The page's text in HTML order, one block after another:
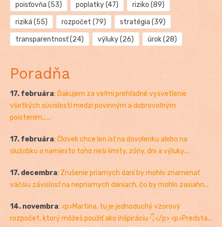
poisťovňa (53) poplatky(47) riziko (89)
riziká (55) rozpočet (79) stratégia (39)
transparentnosť(24) výluky(26) úrok(28)
Poradňa
17. februára: Ďakujem za veľmi prehľadné vysvetlenie
všetkých súvislostí medzi povinným a dobrovoľným
poistením......
17. februára: Človek chce len ísť na dovolenku alebo na
služobku a namiesto toho rieši limity, zóny, dni a výluky....
17. decembra: Zrušenie priamych daní by mohlo znamenať
väčšiu závislosť na nepriamych daniach, čo by mohlo zasiahn...
14. novembra: <p>Martina, tu je jednoduchý vzorový
rozpočet, ktorý môžeš použiť ako inšpiráciu 👇</p> <p>Predsta...